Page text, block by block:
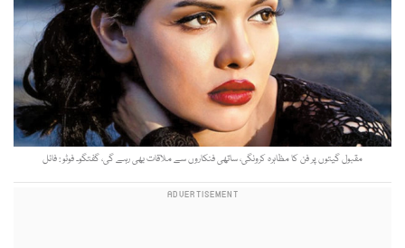
مقبول گیتوں پر فن کا مظاہرہ کرونگی، ساتھی فنکاروں سے ملاقات بھی رہے گی، گفتگو۔ فوٹو : فائل